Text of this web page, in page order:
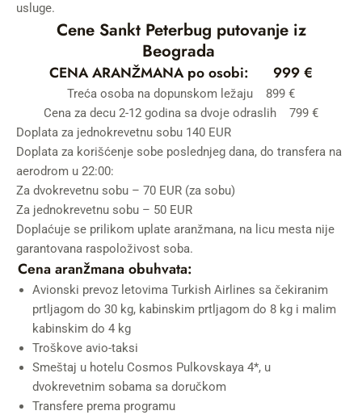
usluge.
Cene Sankt Peterbug putovanje iz
Beograda
CENA ARANŽMANA po osobi: 999 €
Treća osoba na dopunskom ležaju 899 €
Cena za decu 2-12 godina sa dvoje odraslih 799 €
Doplata za jednokrevetnu sobu 140 EUR
Doplata za korišćenje sobe poslednjeg dana, do transfera na
aerodrom u 22:00:
Za dvokrevetnu sobu – 70 EUR (za sobu)
Za jednokrevetnu sobu – 50 EUR
Doplaćuje se prilikom uplate aranžmana, na licu mesta nije
garantovana raspoloživost soba.
Cena aranžmana obuhvata:
Avionski prevoz letovima Turkish Airlines sa čekiranim
prtljagom do 30 kg, kabinskim prtljagom do 8 kg i malim
kabinskim do 4 kg
Troškove avio-taksi
Smeštaj u hotelu Cosmos Pulkovskaya 4*, u
dvokrevetnim sobama sa doručkom
Transfere prema programu